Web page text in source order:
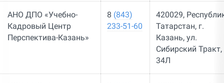
АНО ДПО «Учебно-
Кадровый Центр
Перспектива-Казань»
8 (843)
233-51-60
420029,
Татарстан, г.
Казань, ул.
Сибирский Тракт,
34Л